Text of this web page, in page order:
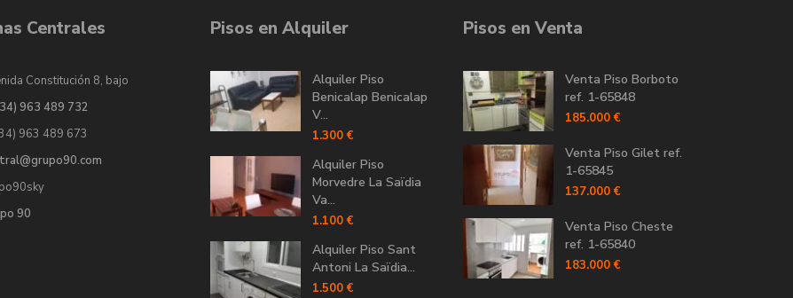
Centrales
Constitución 8, bajo
963 489 732
963 489 673
90
Pisos en Alquiler
Alquiler Piso
Benicalap Benicalap
V...
1.300 €
Alquiler Piso
Morvedre La Saïdia
Va...
1.100 €
Alquiler Piso Sant
Antoni La Saïdia...
1.500 €
Pisos en Venta
Venta Piso Borboto
ref. 1-65848
185.000 €
Venta Piso Gilet ref.
1-65845
137.000 €
Venta Piso Cheste
ref. 1-65840
183.000 €